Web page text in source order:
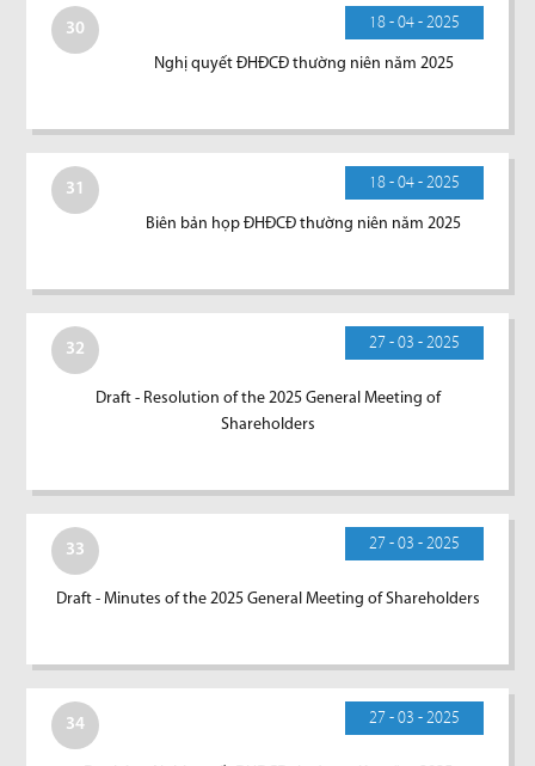
30 18 - 04 - 2025
Nghị quyết ĐHĐCĐ thường niên năm 2025
31 18 - 04 - 2025
Biên bản họp ĐHĐCĐ thường niên năm 2025
32 27 - 03 - 2025
Draft - Resolution of the 2025 General Meeting of
Shareholders
33 27 - 03 - 2025
Draft - Minutes of the 2025 General Meeting of Shareholders
34 27 - 03 - 2025